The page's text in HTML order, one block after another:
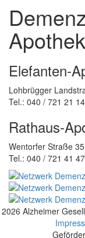
Elefanten-
Lohbrügger
Tel.: 040 / 721 21 14
Rathaus-
Wentorfer Straße
Tel.: 040 / 721 41 47
2026 Alzheimer